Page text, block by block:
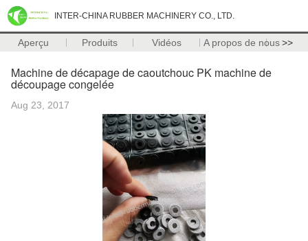
INTER-CHINA RUBBER MACHINERY CO., LTD.
Aperçu Produits Vidéos A propos de nous>>
Machine de décapage de caoutchouc PK machine de
découpage congelée
Aug 23, 2017